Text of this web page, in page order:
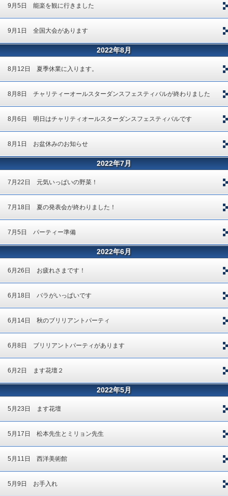
9月5日 能楽を観に行きました
9月1日 全国大会があります
2022年8月
8月12日 夏季休業に入ります。
8月8日 チャリティーオールスターダンスフェスティバルが終わりました
8月6日 明日はチャリティオールスターダンスフェスティバルです
8月1日 お盆休みのお知らせ
2022年7月
7月22日 元気いっぱいの野菜！
7月18日 夏の発表会が終わりました！
7月5日 パーティー準備
2022年6月
6月26日 お疲れさまです！
6月18日 バラがいっぱいです
6月14日 秋のブリリアントパーティ
6月8日 ブリリアントパーティがあります
6月2日 ます花壇２
2022年5月
5月23日 ます花壇
5月17日 松本先生とミリョン先生
5月11日 西洋美術館
5月9日 お手入れ